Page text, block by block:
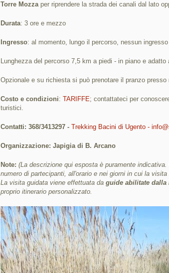
Torre Mozzaper riprendere la strada dei canali dal lato
Durata: 3 ore e mezzo
Ingresso: al momento, lungo il percorso, nessun
Lunghezza del percorso 7,5 km a piedi - in piano e adatto
Opzionale e su richiesta si può prenotare il pranzo
Costo e condizioni: TARIFFE; contattateci per
turistici.
Contatti: 368/3413297 - Trekking Bacini di Ugento -
Organizzazione: Japigia di B. Arcano
Note: (La descrizione qui esposta è puramente
numero di partecipanti, all'orario e nei giorni in cui la
La visita guidata viene effettuata da guide abilitate dalla
proprio itinerario personalizzato.